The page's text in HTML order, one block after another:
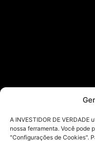
A INVESTIDOR DE
nossa ferramenta. Você pode
"Configurações de Cookies".